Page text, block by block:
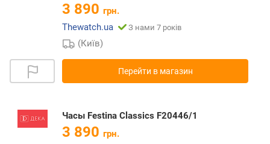
3 890 грн.
Thewatch.ua
З нами 7 років
(Київ)
Перейти в магазин
Часы Festina Classics F20446/1
3 890 грн.